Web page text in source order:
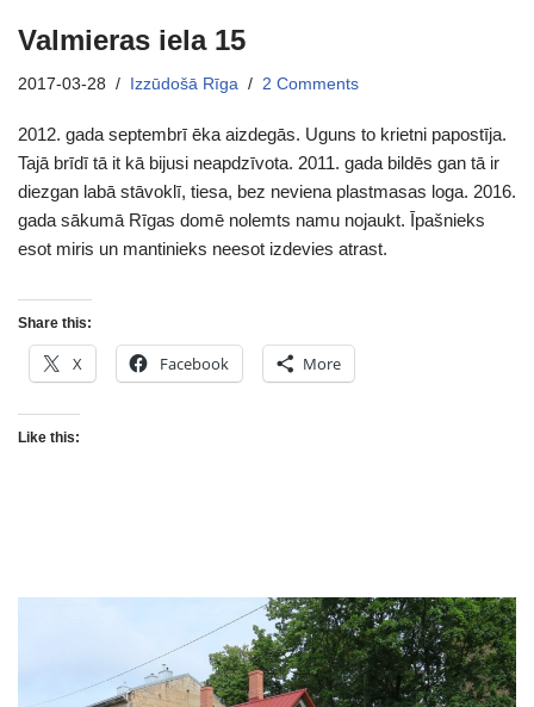
Valmieras iela 15
2017-03-28 Izzūdošā Rīga 2 Comments
2012. gada septembrī ēka aizdegās. Uguns to krietni papostīja.
Tajā brīdī tā it kā bijusi neapdzīvota. 2011. gada bildēs gan tā ir
diezgan labā stāvoklī, tiesa, bez neviena plastmasas loga. 2016.
gada sākumā Rīgas domē nolemts namu nojaukt. Īpašnieks
esot miris un mantinieks neesot izdevies atrast.
Share this:
X Facebook More
Like this: